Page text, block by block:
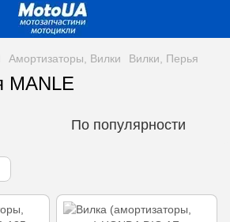
Амортизаторы, Вилки Вилки, Перья
MANLE
По популярности